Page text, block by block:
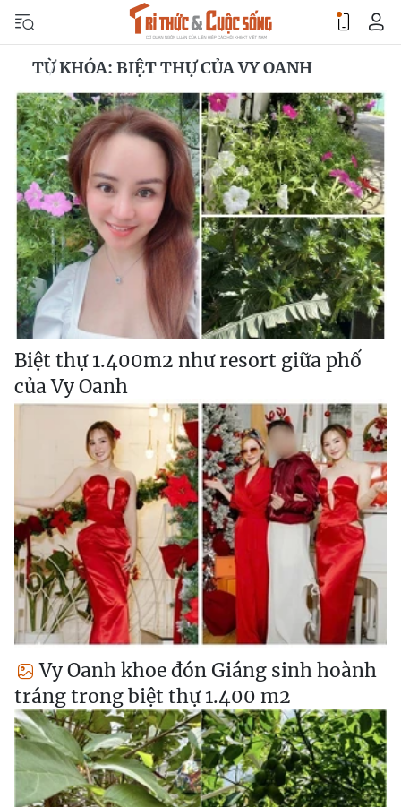
TỪ KHÓA: BIỆT THỰ CỦA VY OANH
Biệt thự 1.400m2 như resort giữa phố
của Vy Oanh
Vy Oanh khoe đón Giáng sinh hoành
tráng trong biệt thự 1.400 m2